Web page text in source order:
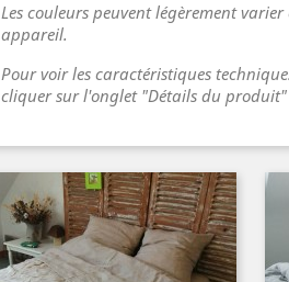
Les couleurs peuvent légèrement
appareil.
Pour voir les caractéristiques
cliquer sur l'onglet "Détails du produit"